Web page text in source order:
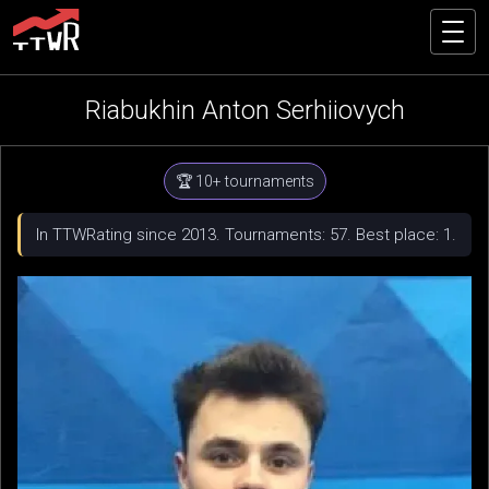
Riabukhin Anton Serhiiovych
🏆 10+ tournaments
In TTWRating since 2013. Tournaments: 57. Best place: 1.